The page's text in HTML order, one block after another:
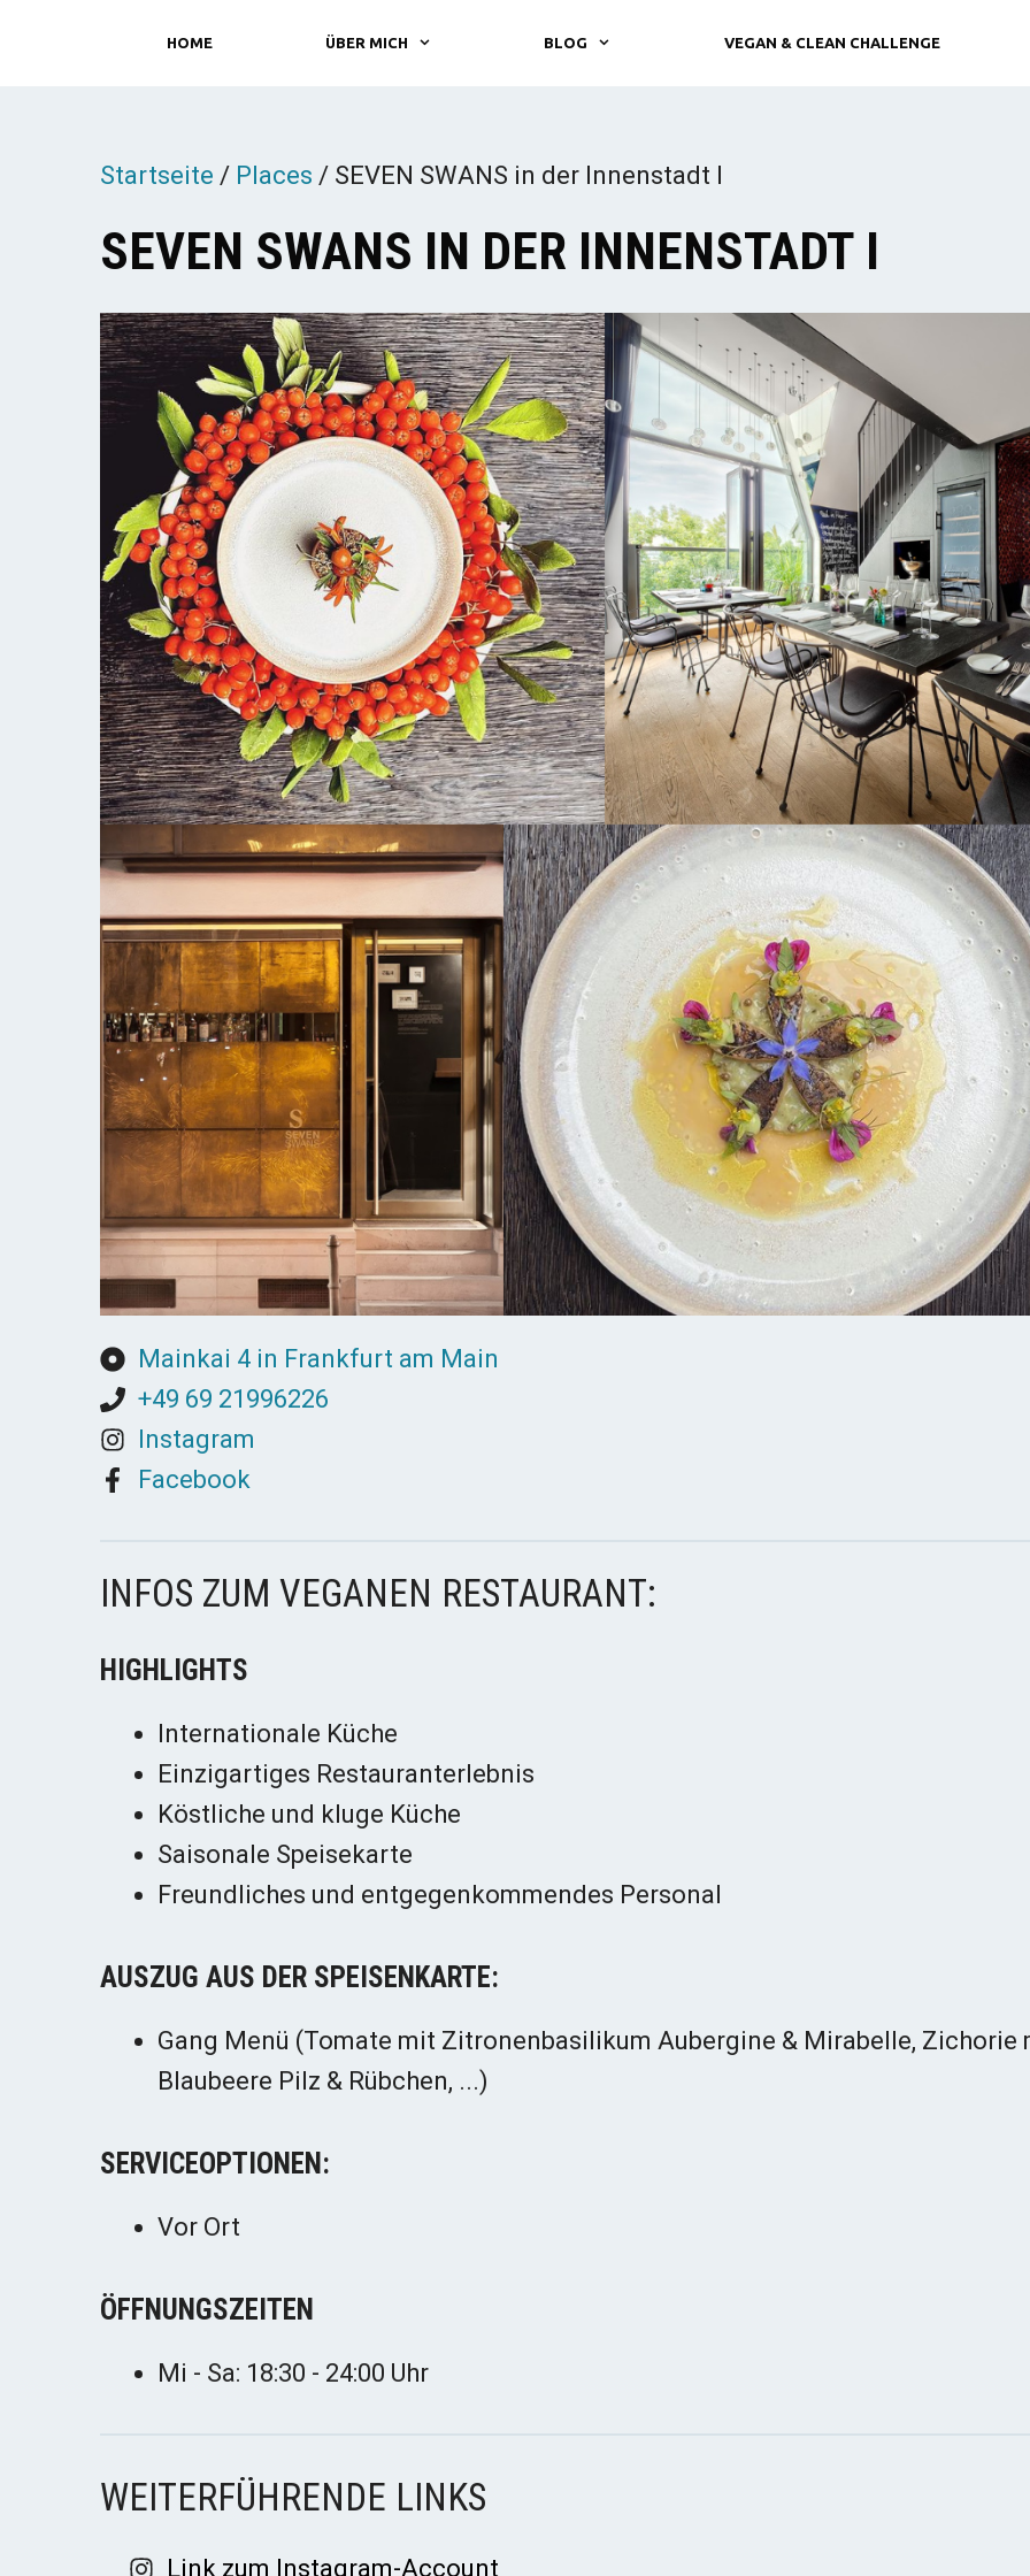
HOME ÜBER MICH BLOG VEGAN & CLEAN CHALLENGE
Startseite / Places / SEVEN SWANS in der Innenstadt I
SEVEN SWANS IN DER INNENSTADT I
Mainkai 4 in Frankfurt am Main
+49 69 21996226
Instagram
Facebook
INFOS ZUM VEGANEN RESTAURANT:
HIGHLIGHTS
Internationale Küche
Einzigartiges Restauranterlebnis
Köstliche und kluge Küche
Saisonale Speisekarte
Freundliches und entgegenkommendes Personal
AUSZUG AUS DER SPEISENKARTE:
Gang Menü (Tomate mit Zitronenbasilikum Aubergine & Mirabelle, Zichorie
Blaubeere Pilz & Rübchen, ...)
SERVICEOPTIONEN:
Vor Ort
ÖFFNUNGSZEITEN
Mi - Sa: 18:30 - 24:00 Uhr
WEITERFÜHRENDE LINKS
Link zum Instagram-Account